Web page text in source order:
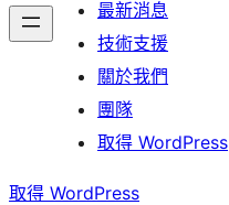
最新消息
技術支援
關於我們
團隊
取得 WordPress
取得 WordPress